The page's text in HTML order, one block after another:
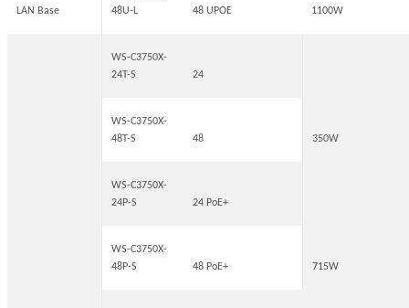
LAN Base
48U-L
48 UPOE 1100W
WS-C3750X-
24T-S
24
350W
WS-C3750X-
48T-S
48
WS-C3750X-
24P-S
24 PoE+
715W
WS-C3750X-
48P-S
48 PoE+